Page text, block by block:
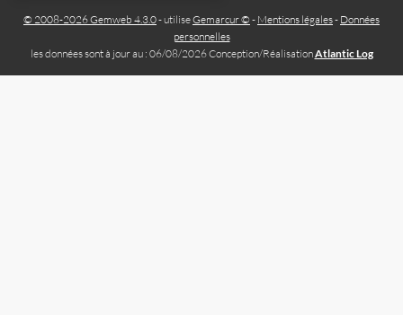
© 2008-2026 Gemweb 4.3.0- utiliseGemarcur © - Mentions légales- Données
personnelles
les données sont à jour au : 06/08/2026 Conception/RéalisationAtlantic Log